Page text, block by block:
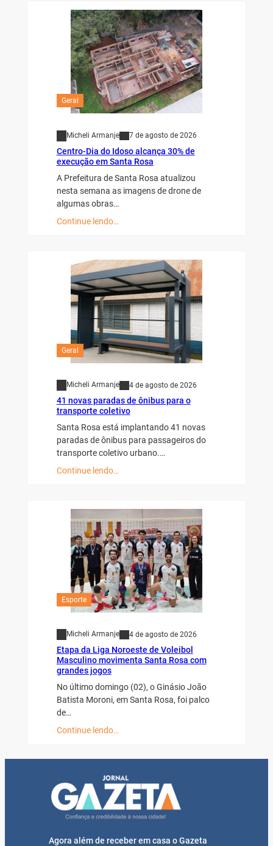
Geral
Micheli Armanje 7 de agosto de 2026
Centro-Dia do Idoso alcança 30% de
execução em Santa Rosa
A Prefeitura de Santa Rosa atualizou
nesta semana as imagens de drone de
algumas obras…
Continue lendo…
Geral
Micheli Armanje 4 de agosto de 2026
41 novas paradas de ônibus para o
transporte coletivo
Santa Rosa está implantando 41 novas
paradas de ônibus para passageiros do
transporte coletivo urbano.…
Continue lendo…
Esporte
Micheli Armanje 4 de agosto de 2026
Etapa da Liga Noroeste de Voleibol
Masculino movimenta Santa Rosa com
grandes jogos
No último domingo (02), o Ginásio João
Batista Moroni, em Santa Rosa, foi palco
de…
Continue lendo…
Agora além de receber em casa o Gazeta